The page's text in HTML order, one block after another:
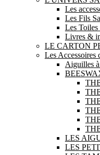
Les
Les Fils
Les Toiles
Livres &
LE CARTON
Les Accessoires
Aiguilles
LES
LES